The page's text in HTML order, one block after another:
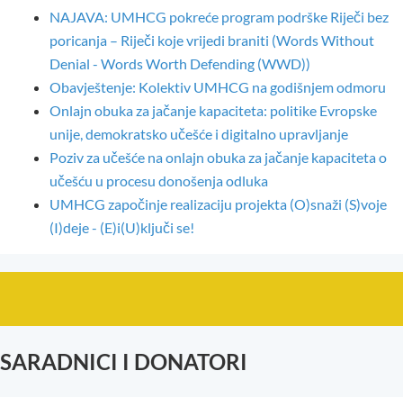
NAJAVA: UMHCG pokreće program podrške Riječi bez
poricanja – Riječi koje vrijedi braniti (Words Without
Denial - Words Worth Defending (WWD))
Obavještenje: Kolektiv UMHCG na godišnjem odmoru
Onlajn obuka za jačanje kapaciteta: politike Evropske
unije, demokratsko učešće i digitalno upravljanje
Poziv za učešće na onlajn obuka za jačanje kapaciteta o
učešću u procesu donošenja odluka
UMHCG započinje realizaciju projekta (O)snaži (S)voje
(I)deje - (E)i(U)ključi se!
SARADNICI I DONATORI